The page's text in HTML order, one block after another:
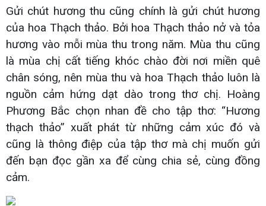
Gửi chút hương thu cũng chính là gửi chút hương
của hoa Thạch thảo. Bởi hoa Thạch thảo nở và tỏa
hương vào mỗi mùa thu trong năm. Mùa thu cũng
là mùa chị cất tiếng khóc chào đời nơi miền quê
chân sóng, nên mùa thu và hoa Thạch thảo luôn là
nguồn cảm hứng dạt dào trong thơ chị. Hoàng
Phương Bắc chọn nhan đề cho tập thơ: “Hương
thạch thảo” xuất phát từ những cảm xúc đó và
cũng là thông điệp của tập thơ mà chị muốn gửi
đến bạn đọc gần xa để cùng chia sẻ, cùng đồng
cảm.